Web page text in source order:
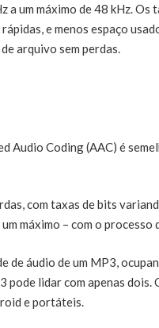
um máximo de 48 kHz.
e menos espaço
arquivo sem perdas.
Audio Coding (AAC) é
com taxas de bits
máximo – com o
de áudio de um MP3,
lidar com apenas dois.
e portáteis.